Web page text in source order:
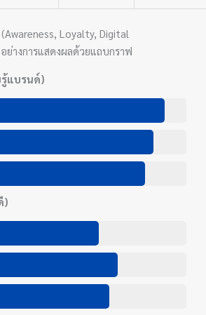
Loyalty, Digital
างการแสดงผลด้วยแถบกราฟ
รู้แบรนด์)
)